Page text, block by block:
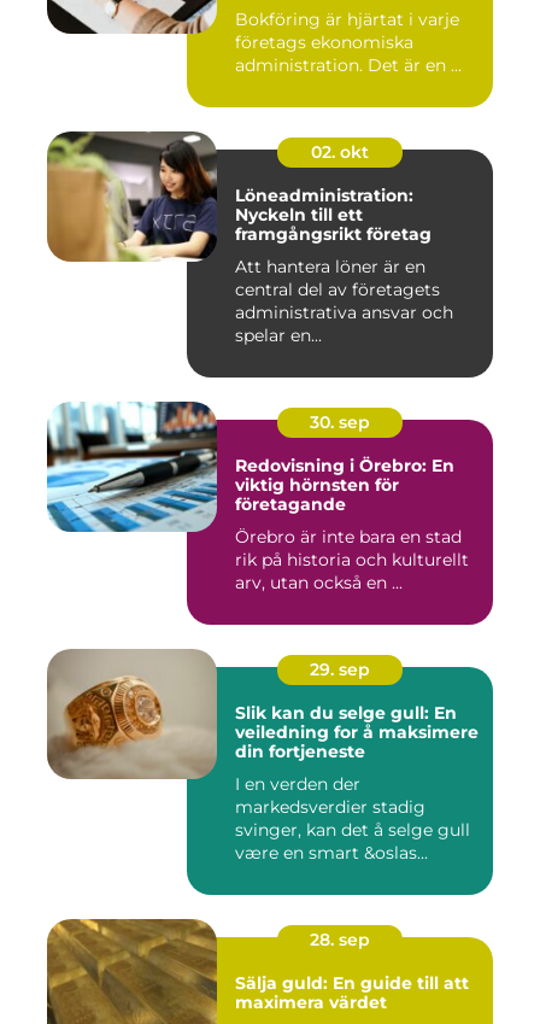
Bokföring är hjärtat i varje
företags ekonomiska
administration. Det är en ...
02. okt
Löneadministration:
Nyckeln till ett
framgångsrikt företag
Att hantera löner är en
central del av företagets
administrativa ansvar och
spelar en...
30. sep
Redovisning i Örebro: En
viktig hörnsten för
företagande
Örebro är inte bara en stad
rik på historia och kulturellt
arv, utan också en ...
29. sep
Slik kan du selge gull: En
veiledning for å maksimere
din fortjeneste
I en verden der
markedsverdier stadig
svinger, kan det å selge gull
være en smart &oslas...
28. sep
Sälja guld: En guide till att
maximera värdet